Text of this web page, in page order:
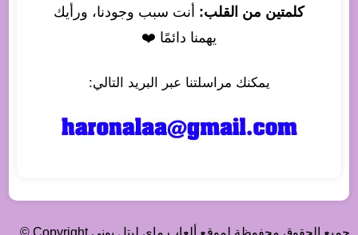
كلمتين من القلب: أنت سبب وجودنا، ورأيك
يهمنا دائمًا ❤️
يمكنك مراسلتنا عبر البريد التالي:
جميع الحقوق محفوظة لموقع ألعاب ماي ليتل بوني Copyright ©